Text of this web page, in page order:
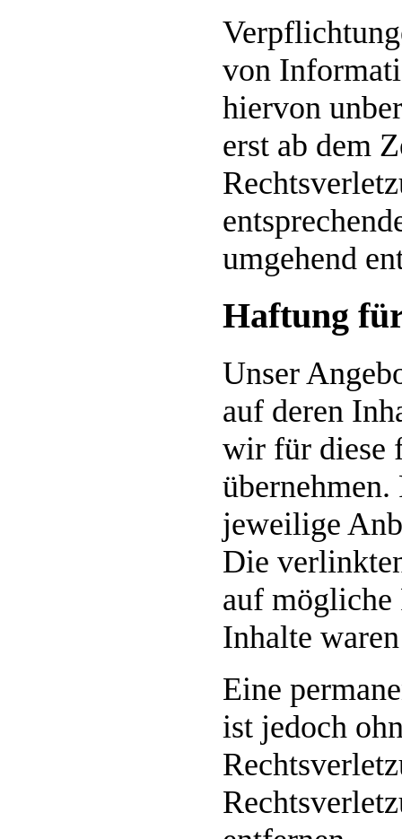
von
hiervon
erst ab dem
umgehend
Haftung
Unser
auf deren
wir für diese
jeweilige
Die
auf mögliche
Inhalte
Eine
ist jedoch